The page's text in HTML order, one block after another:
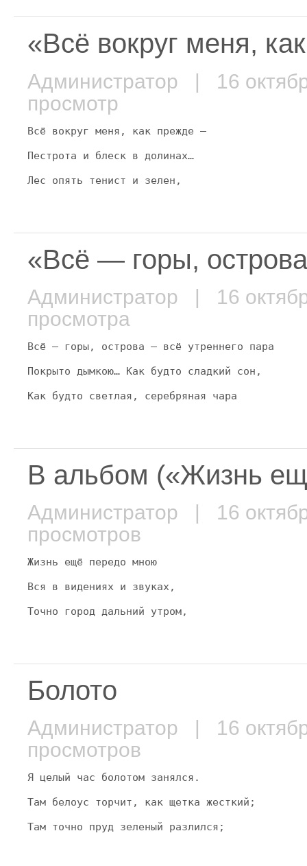
«Всё вокруг меня,
Администратор | 16
просмотр
Всё вокруг меня, как прежде —
Пестрота и блеск в долинах…
Лес опять тенист и зелен,
«Всё — горы,
Администратор | 16
просмотра
Всё — горы, острова — всё утреннего пара
Покрыто дымкою… Как будто сладкий сон,
Как будто светлая, серебряная чара
В альбом («Жизнь
Администратор | 16
просмотров
Жизнь ещё передо мною
Вся в видениях и звуках,
Точно город дальний утром,
Болото
Администратор | 16
просмотров
Я целый час болотом занялся.
Там белоус торчит, как щетка жесткий;
Там точно пруд зеленый разлился;